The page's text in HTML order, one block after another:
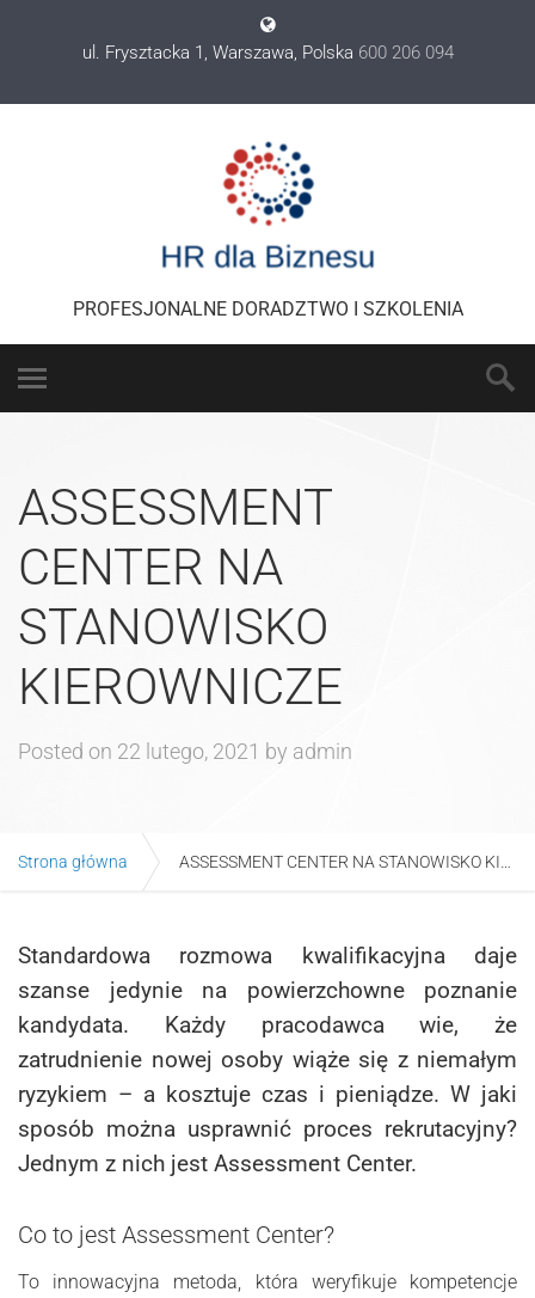
ul. Frysztacka 1, Warszawa, Polska 600 206 094
PROFESJONALNE DORADZTWO I SZKOLENIA
ASSESSMENT
CENTER NA
STANOWISKO
KIEROWNICZE
Posted on 22 lutego, 2021 by admin
Strona główna ASSESSMENT CENTER NA STANOWISKO KIEROWNICZE
Standardowa rozmowa kwalifikacyjna daje
szanse jedynie na powierzchowne poznanie
kandydata. Każdy pracodawca wie, że
zatrudnienie nowej osoby wiąże się z niemałym
ryzykiem – a kosztuje czas i pieniądze. W jaki
sposób można usprawnić proces rekrutacyjny?
Jednym z nich jest Assessment Center.
Co to jest Assessment Center?
To innowacyjna metoda, która weryfikuje kompetencje